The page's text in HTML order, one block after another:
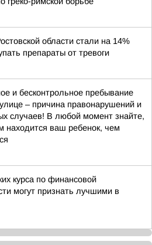
области стали на 14%
препараты от тревоги
и бесконтрольное пребывание
– причина правонарушений и
случаев! В любой момент знайте,
находится ваш ребенок, чем
курса по финансовой
могут признать лучшими в